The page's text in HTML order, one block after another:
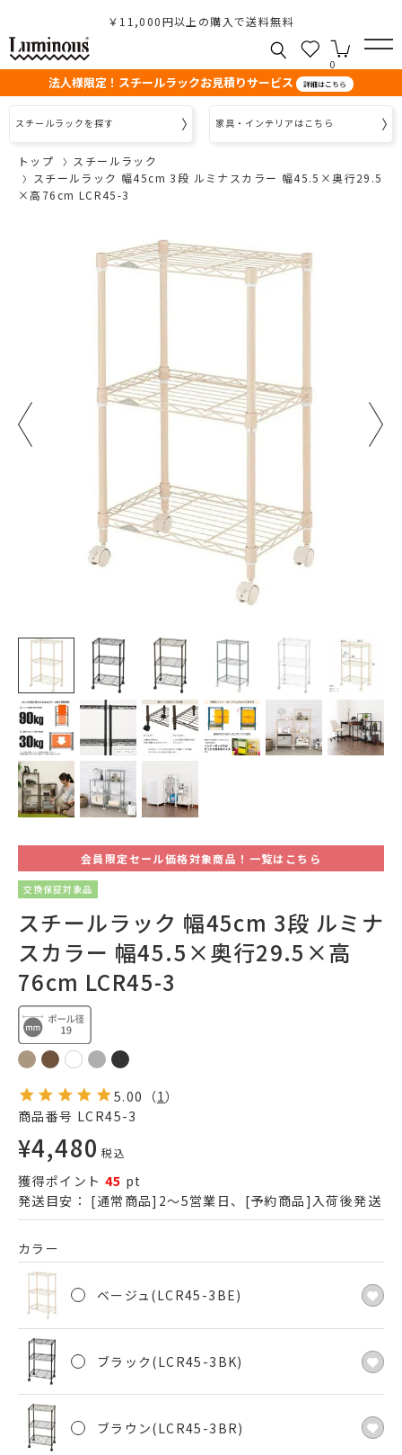
￥11,000円以上の購入で送料無料
0
法人様限定！スチールラックお見積りサービス 詳細はこちら
スチールラックを探す 家具・インテリアはこちら
トップ
スチールラック
スチールラック 幅45cm 3段 ルミナスカラー 幅45.5×奥行29.5
×高76cm LCR45-3
会員限定セール価格対象商品！一覧はこちら
交換保証対象品
スチールラック 幅45cm 3段 ルミナ
スカラー 幅45.5×奥行29.5×高
76cm LCR45-3
5.00 （1）
商品番号 LCR45-3
¥4,480 税込
獲得ポイント 45 pt
発送目安： [通常商品]2～5営業日、[予約商品]入荷後発送
カラー
ベージュ(LCR45-3BE)
ブラック(LCR45-3BK)
ブラウン(LCR45-3BR)